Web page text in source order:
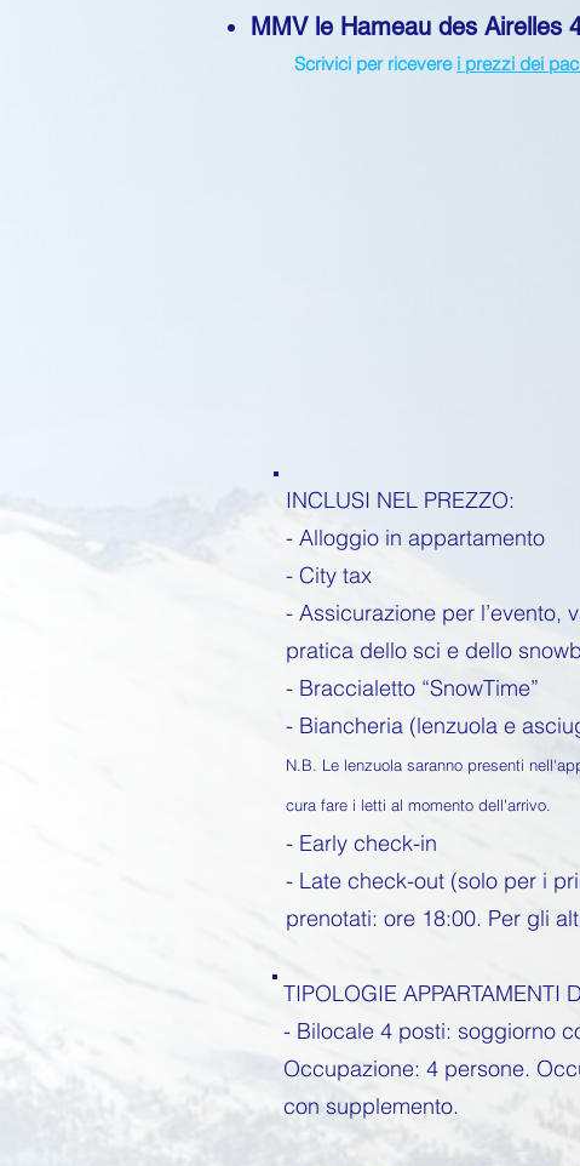
MMV le Hameau des Airelles
Scrivici per ricevere i prezzi dei
INCLUSI NEL PREZZO:
- Alloggio in appartamento
- City tax
- Assicurazione per l’evento,
pratica dello sci e dello
- Braccialetto “SnowTime”
- Biancheria (lenzuola e
N.B. Le lenzuola saranno presenti
cura fare i letti al momento dell'arrivo.
- Early check-in
- Late check-out (solo per i
prenotati: ore 18:00. Per gli
TIPOLOGIE APPARTAMENTI
- Bilocale 4 posti: soggiorno
Occupazione: 4 persone.
con supplemento.